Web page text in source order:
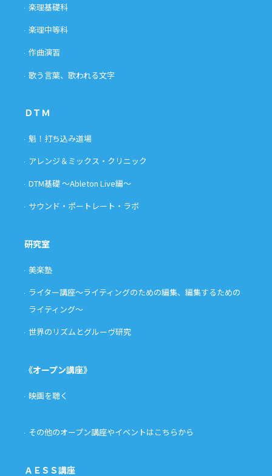
楽理基礎科
楽理中等科
作曲演習
歌う言葉、歌われる文字
ＤＴＭ
魁！打ち込み道場
アレンジ＆ミックス・クリニック
DTM基礎 〜Ableton Live編〜
サウンド・ポートレート・ラボ
研究室
美楽塾
ライター講座〜ライティングのための編集、編集するための
ライティング〜
世界のリズムとグルーヴ研究
《オープン講座》
映画を聴く
その他のオープン講座やイベントはこちらから
ＡＥＳＳ講座